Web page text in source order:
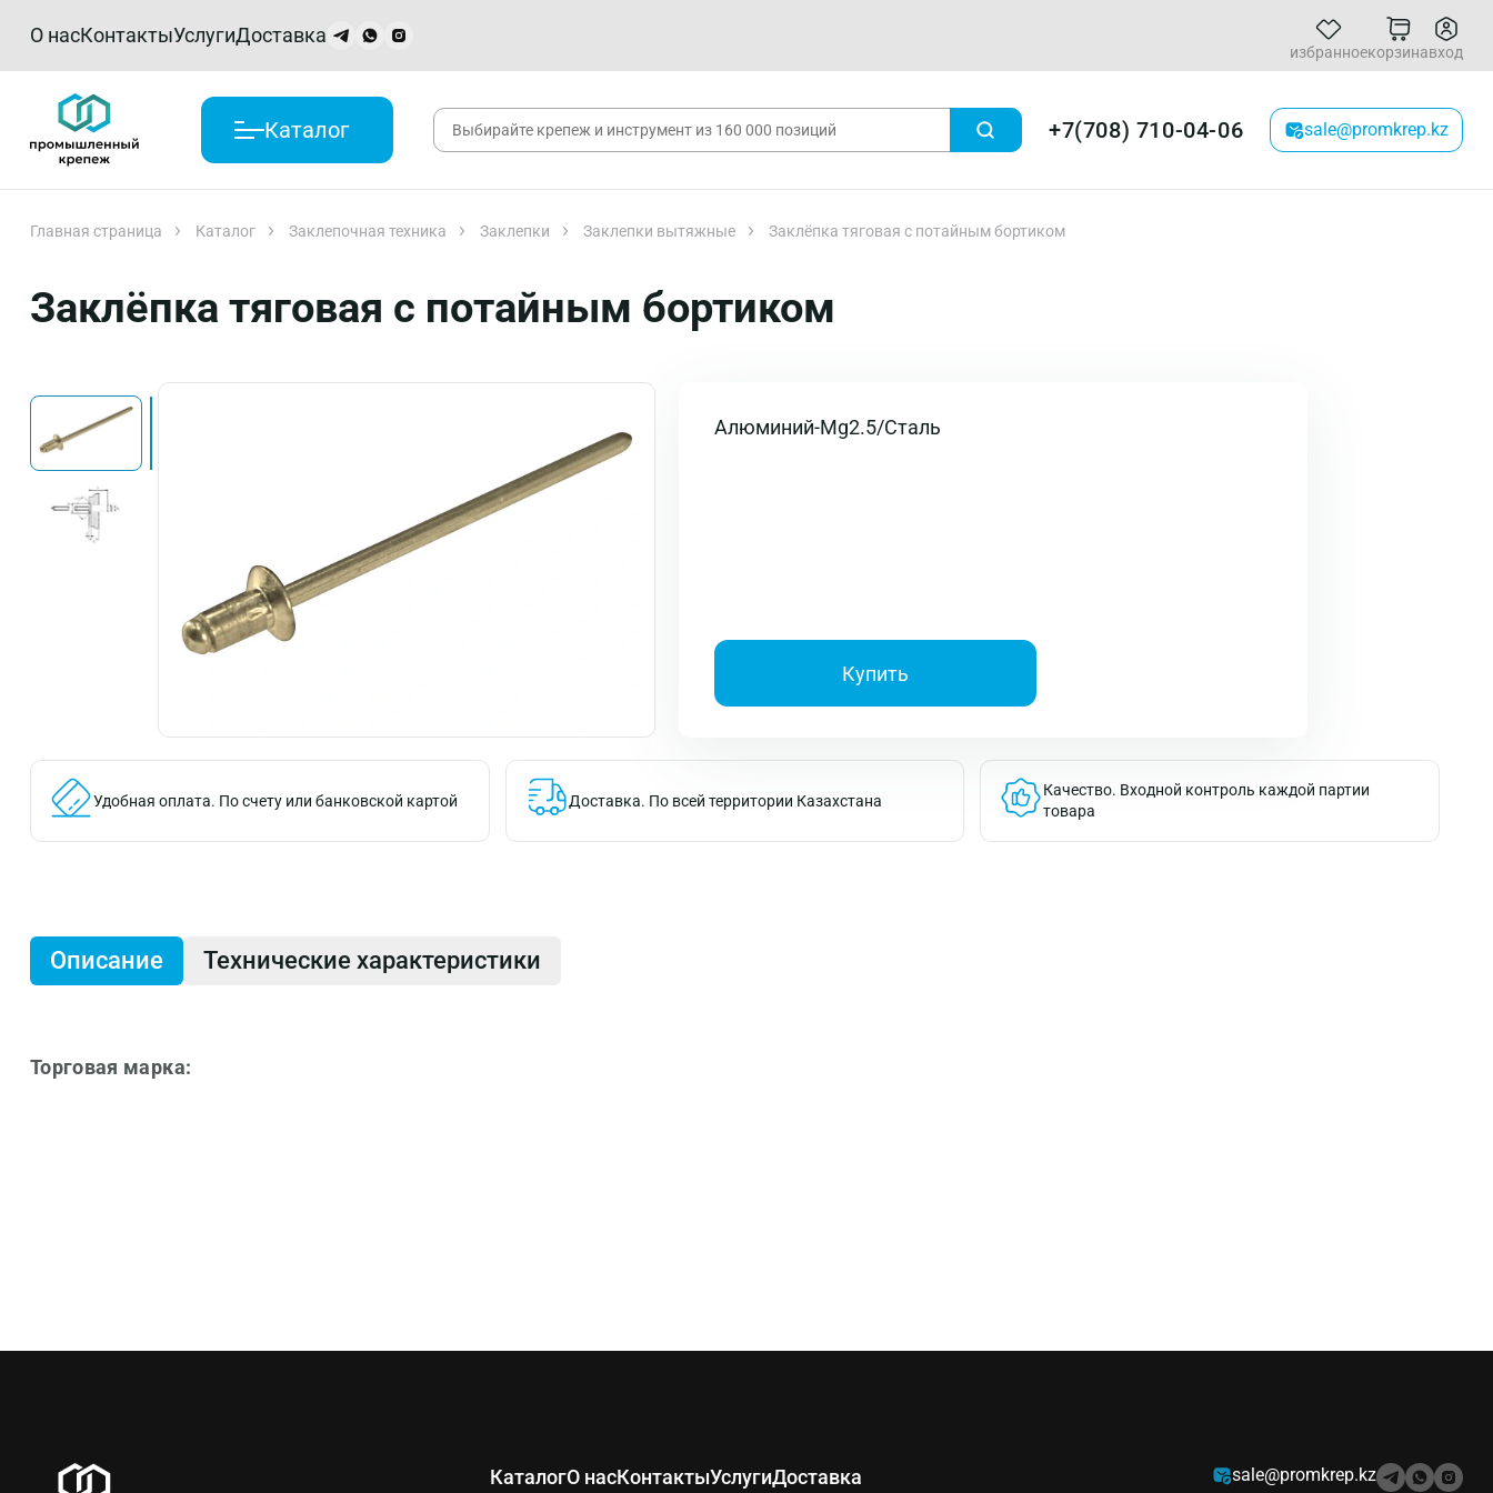
О насКонтактыУслугиДоставка
избранноекорзинавход
Каталог +7(708) 710-04-06 sale@promkrep.kz
Главная страница Каталог Заклепочная техника Заклепки Заклепки вытяжные Заклёпка тяговая с потайным бортиком
Заклёпка тяговая с потайным бортиком
Алюминий-Mg2.5/Сталь
Купить
Удобная оплата. По счету или банковской картой Доставка. По всей территории Казахстана
Качество. Входной контроль каждой партии
товара
Описание Технические характеристики
Торговая марка:
КаталогО насКонтактыУслугиДоставка sale@promkrep.kz